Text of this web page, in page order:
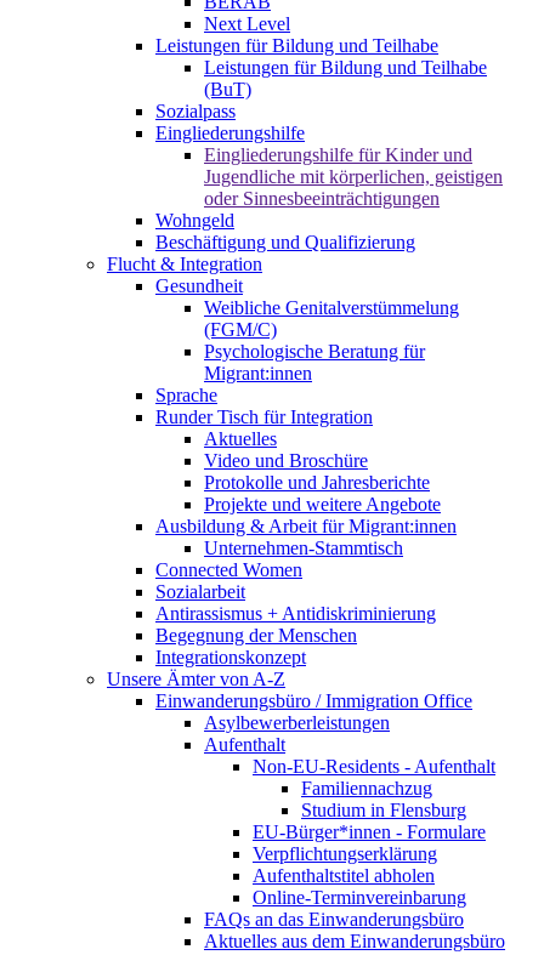
Next Level
Leistungen für Bildung und Teilhabe
Leistungen für Bildung und Teilhabe
(BuT)
Sozialpass
Eingliederungshilfe
Eingliederungshilfe für Kinder und
Jugendliche mit körperlichen, geistigen
oder Sinnesbeeinträchtigungen
Wohngeld
Beschäftigung und Qualifizierung
Flucht & Integration
Gesundheit
Weibliche Genitalverstümmelung
(FGM/C)
Psychologische Beratung für
Migrant:innen
Sprache
Runder Tisch für Integration
Aktuelles
Video und Broschüre
Protokolle und Jahresberichte
Projekte und weitere Angebote
Ausbildung & Arbeit für Migrant:innen
Unternehmen-Stammtisch
Connected Women
Sozialarbeit
Antirassismus + Antidiskriminierung
Begegnung der Menschen
Integrationskonzept
Unsere Ämter von A-Z
Einwanderungsbüro / Immigration Office
Asylbewerberleistungen
Aufenthalt
Non-EU-Residents - Aufenthalt
Familiennachzug
Studium in Flensburg
EU-Bürger*innen - Formulare
Verpflichtungserklärung
Aufenthaltstitel abholen
Online-Terminvereinbarung
FAQs an das Einwanderungsbüro
Aktuelles aus dem Einwanderungsbüro